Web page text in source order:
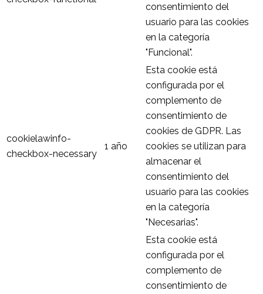
consentimiento del
usuario para las cookies
en la categoría
"Funcional".
cookielawinfo-
checkbox-necessary
1 año
Esta cookie está
configurada por el
complemento de
consentimiento de
cookies de GDPR. Las
cookies se utilizan para
almacenar el
consentimiento del
usuario para las cookies
en la categoría
"Necesarias".
Esta cookie está
configurada por el
complemento de
consentimiento de